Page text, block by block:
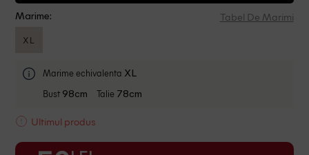
Marime: Tabel De Marimi
XL
Marime echivalenta XL
Bust 98cm Talie 78cm
Ultimul produs